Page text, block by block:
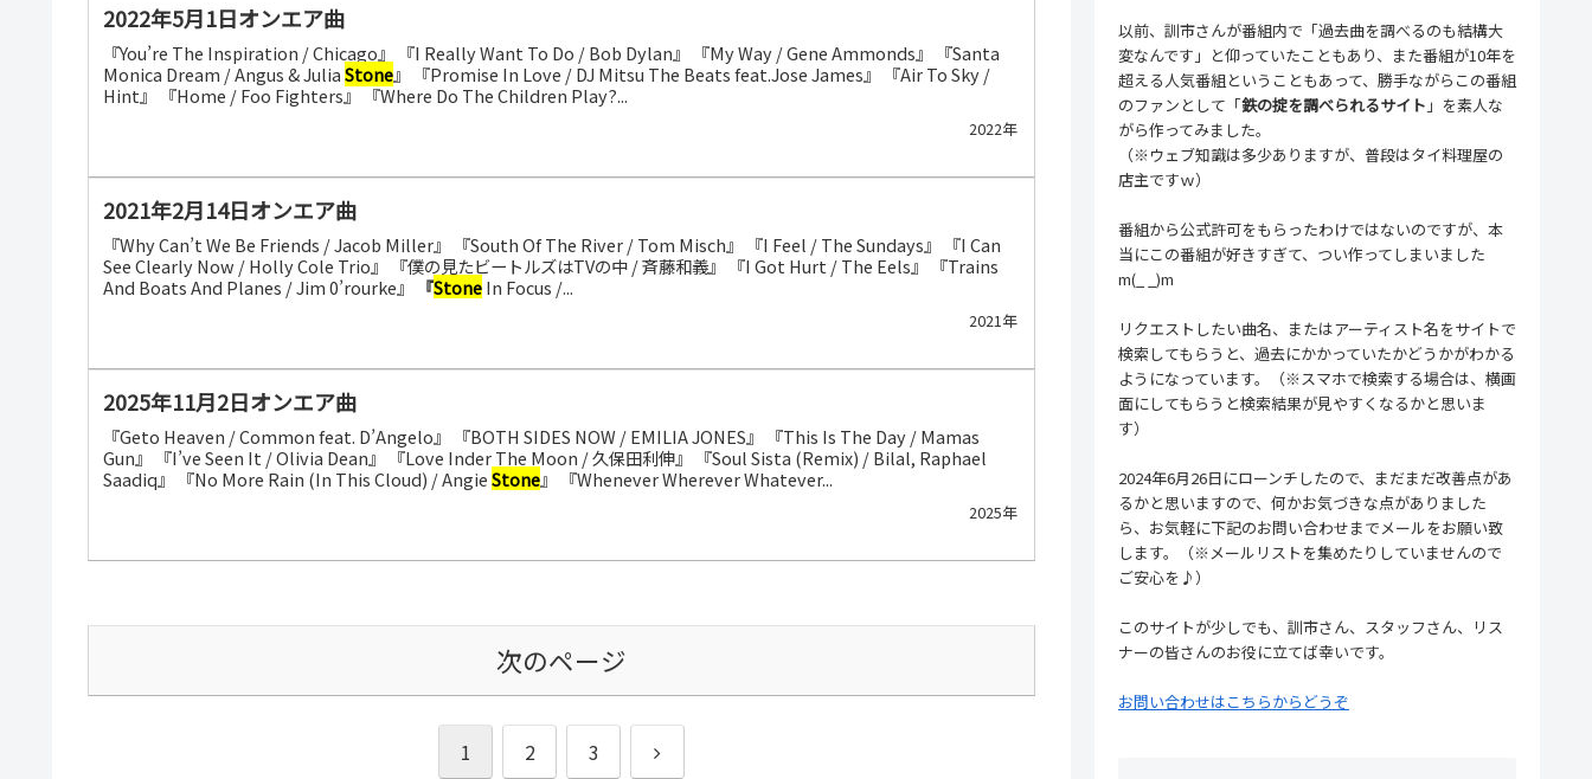
2022年5月1日オンエア曲
『You’re The Inspiration / Chicago』 『I Really Want To Do / Bob Dylan』 『My Way / Gene Ammonds』 『Santa
Monica Dream / Angus & JuliaStone』 『Promise In Love / DJ Mitsu The Beats feat.Jose James』 『Air To Sky /
Hint』 『Home / Foo Fighters』 『Where Do The Children Play?...
2022年
2021年2月14日オンエア曲
『Why Can’t We Be Friends / Jacob Miller』 『South Of The River / Tom Misch』 『I Feel / The Sundays』 『I Can
See Clearly Now / Holly Cole Trio』 『僕の見たビートルズはTVの中 / 斉藤和義』 『I Got Hurt / The Eels』 『Trains
And Boats And Planes / Jim 0’rourke』
『StoneIn Focus /...
2021年
2025年11月2日オンエア曲
『Geto Heaven / Common feat. D’Angelo』 『BOTH SIDES NOW / EMILIA JONES』 『This Is The Day / Mamas
Gun』 『I’ve Seen It / Olivia Dean』 『Love Inder The Moon / 久保田利伸』 『Soul Sista (Remix) / Bilal, Raphael
Saadiq』 『No More Rain (In This Cloud) / AngieStone』 『Whenever Wherever Whatever...
2025年
次のページ
1 2 3 次
以前、訓市さんが番組内で「過去曲を調べるのも結構大
変なんです」と仰っていたこともあり、また番組が10年を
超える人気番組ということもあって、勝手ながらこの番組
のファンとして「鉄の掟を調べられるサイト 」を素人な
がら作ってみました。
（※ウェブ知識は多少ありますが、普段はタイ料理屋の
店主ですｗ）
番組から公式許可をもらったわけではないのですが、本
当にこの番組が好きすぎて、つい作ってしまいました
m(_ _)m
リクエストしたい曲名、またはアーティスト名をサイトで
検索してもらうと、過去にかかっていたかどうかがわかる
ようになっています。（※スマホで検索する場合は、横画
面にしてもらうと検索結果が見やすくなるかと思いま
す）
2024年6月26日にローンチしたので、まだまだ改善点があ
るかと思いますので、何かお気づきな点がありました
ら、お気軽に下記のお問い合わせまでメールをお願い致
します。（※メールリストを集めたりしていませんので
ご安心を♪）
このサイトが少しでも、訓市さん、スタッフさん、リス
ナーの皆さんのお役に立てば幸いです。
お問い合わせはこちらからどうぞ